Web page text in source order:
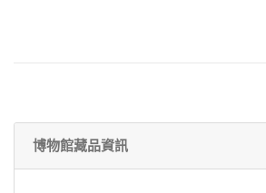
博物館藏品資訊